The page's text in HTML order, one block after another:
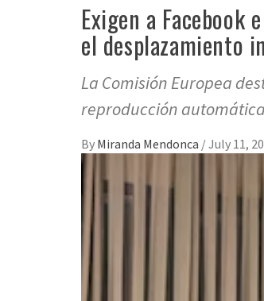
Exigen a Facebook
el desplazamiento
La Comisión Europea
reproducción
By Miranda Mendonca /July 11,